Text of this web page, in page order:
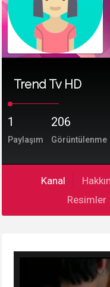
Trend Tv HD
1
Paylaşım
206
Görüntülenme
Kanal
Resimler